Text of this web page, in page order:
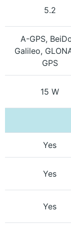
5.2
A-GPS,
Galileo,
GPS
15 W
Yes
Yes
Yes